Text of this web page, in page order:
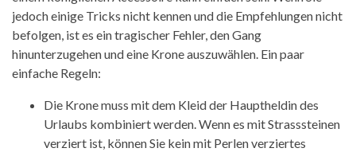
jedoch einige Tricks nicht kennen und die Empfehlungen nicht
befolgen, ist es ein tragischer Fehler, den Gang
hinunterzugehen und eine Krone auszuwählen. Ein paar
einfache Regeln:
Die Krone muss mit dem Kleid der Hauptheldin des
Urlaubs kombiniert werden. Wenn es mit Strasssteinen
verziert ist, können Sie kein mit Perlen verziertes